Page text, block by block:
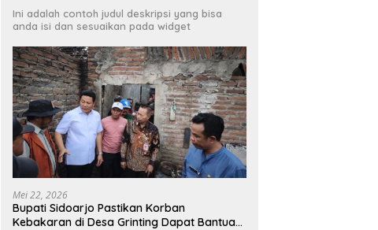
Ini adalah contoh judul deskripsi yang bisa
anda isi dan sesuaikan pada widget
Mei 22, 2026
Bupati Sidoarjo Pastikan Korban
Kebakaran di Desa Grinting Dapat Bantuan